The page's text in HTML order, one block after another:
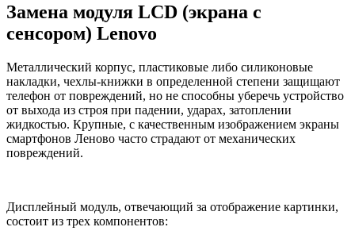
Замена модуля LCD (экрана с
сенсором) Lenovo
Металлический корпус, пластиковые либо силиконовые
накладки, чехлы-книжки в определенной степени защищают
телефон от повреждений, но не способны уберечь устройство
от выхода из строя при падении, ударах, затоплении
жидкостью. Крупные, с качественным изображением экраны
смартфонов Леново часто страдают от механических
повреждений.
Дисплейный модуль, отвечающий за отображение картинки,
состоит из трех компонентов: